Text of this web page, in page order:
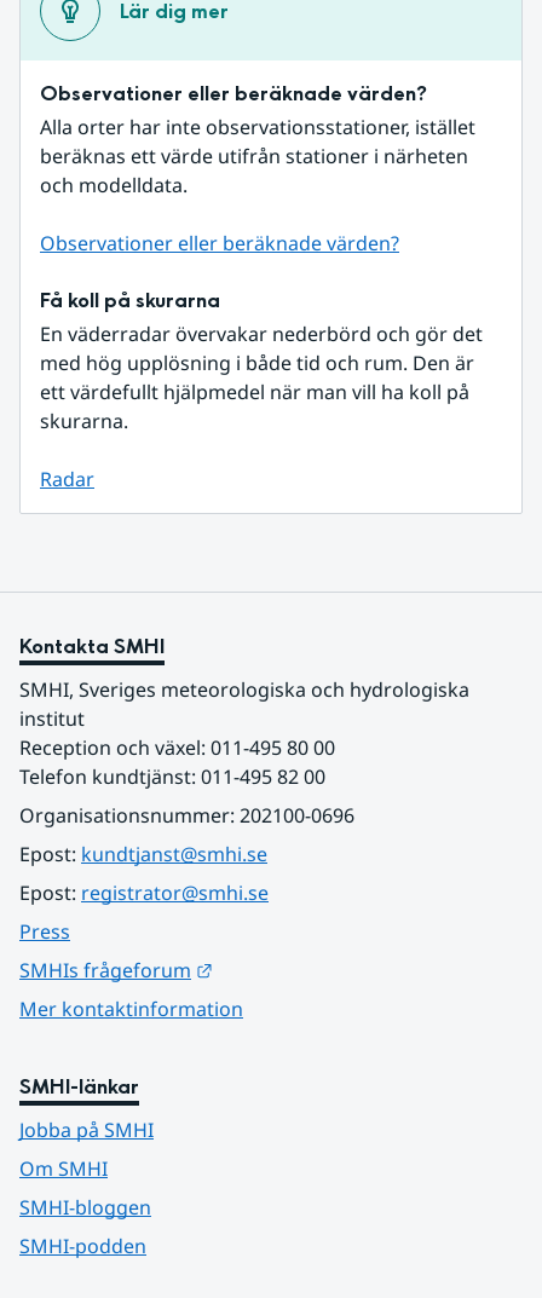
Lär dig mer
Observationer eller beräknade värden?
Alla orter har inte observationsstationer, istället
beräknas ett värde utifrån stationer i närheten
och modelldata.
Observationer eller beräknade värden?
Få koll på skurarna
En väderradar övervakar nederbörd och gör det
med hög upplösning i både tid och rum. Den är
ett värdefullt hjälpmedel när man vill ha koll på
skurarna.
Radar
Kontakta SMHI
SMHI, Sveriges meteorologiska och hydrologiska
institut
Reception och växel: 011-495 80 00
Telefon kundtjänst: 011-495 82 00
Organisationsnummer: 202100-0696
Epost: kundtjanst@smhi.se
Epost: registrator@smhi.se
Press
SMHIs frågeforum
Mer kontaktinformation
SMHI-länkar
Jobba på SMHI
Om SMHI
SMHI-bloggen
SMHI-podden